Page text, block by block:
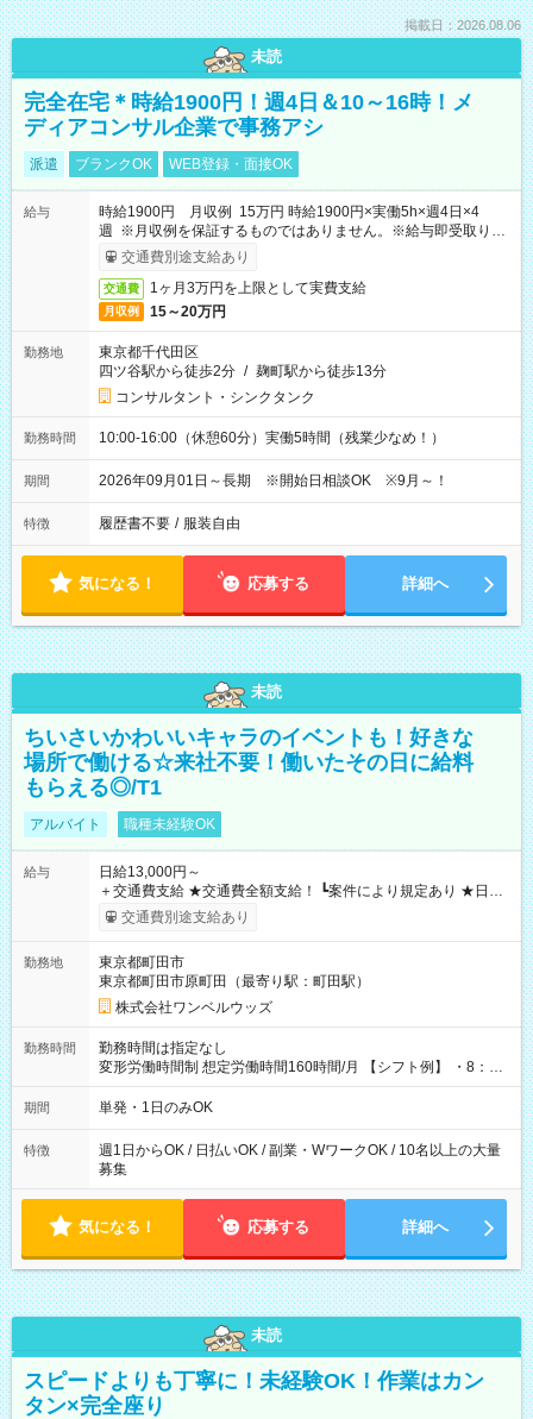
掲載日：2026.08.06
未読
完全在宅＊時給1900円！週4日＆10～16時！メ
ディアコンサル企業で事務アシ
派遣 ブランクOK WEB登録・面接OK
給与
時給1900円 月収例 15万円 時給1900円×実働5h×週4日×4
週 ※月収例を保証するものではありません。※給与即受取りサ
ービス利用可（利用条件有）
交通費別途支給あり
交通費 1ヶ月3万円を上限として実費支給
月収例 15～20万円
勤務地
東京都千代田区
四ツ谷駅から徒歩2分 / 麹町駅から徒歩13分
コンサルタント・シンクタンク
勤務時間 10:00-16:00（休憩60分）実働5時間（残業少なめ！）
期間 2026年09月01日～長期 ※開始日相談OK ※9月～！
特徴 履歴書不要 / 服装自由
気になる！ 応募する 詳細へ
未読
ちいさいかわいいキャラのイベントも！好きな
場所で働ける☆来社不要！働いたその日に給料
もらえる◎/T1
アルバイト 職種未経験OK
給与
日給13,000円～
＋交通費支給 ★交通費全額支給！ ┗案件により規定あり ★日払
いOK！（規定あり） ┗働いたその日に現金GET♪ お仕事後はコ
ンビニATMから 日払い分を引き落とせます！ 【試用期間】試
交通費別途支給あり
勤務地
東京都町田市
東京都町田市原町田（最寄り駅：町田駅）
株式会社ワンベルウッズ
勤務時間
勤務時間は指定なし
変形労働時間制 想定労働時間160時間/月 【シフト例】 ・8：00
～21：00
期間 単発・1日のみOK
特徴
週1日からOK / 日払いOK / 副業・WワークOK / 10名以上の大量
募集
気になる！ 応募する 詳細へ
未読
スピードよりも丁寧に！未経験OK！作業はカン
タン×完全座り